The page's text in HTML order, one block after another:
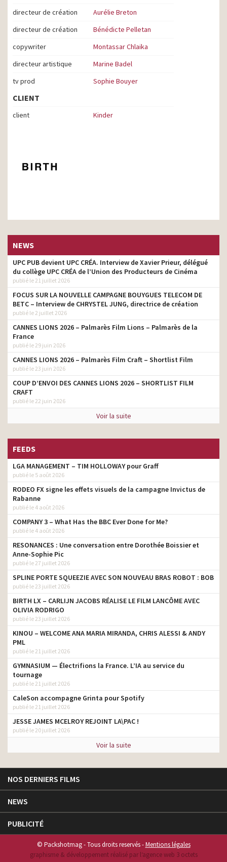
directeur de création
Aurélie Breton
directeur de création
Bénédicte Pelletan
copywriter
Montassar Chlaika
directeur artistique
Marine Badel
tv prod
Sophie Bouyer
CLIENT
client Kinder
NEWS
UPC PUB devient UPC CRÉA. Interview de Xavier Prieur, délégué
du collège UPC CRÉA de l’Union des Producteurs de Cinéma
publié le 21 juillet 2026
FOCUS SUR LA NOUVELLE CAMPAGNE BOUYGUES TELECOM DE
BETC – Interview de CHRYSTEL JUNG, directrice de création
publié le 2 juillet 2026
CANNES LIONS 2026 – Palmarès Film Lions – Palmarès de la
France
publié le 29 juin 2026
CANNES LIONS 2026 – Palmarès Film Craft – Shortlist Film
publié le 23 juin 2026
COUP D’ENVOI DES CANNES LIONS 2026 – SHORTLIST FILM
CRAFT
publié le 22 juin 2026
Voir la suite
FEEDS
LGA MANAGEMENT – TIM HOLLOWAY pour Graff
publié le 5 août 2026
RODEO FX signe les effets visuels de la campagne Invictus de
Rabanne
publié le 4 août 2026
COMPANY 3 – What Has the BBC Ever Done for Me?
publié le 4 août 2026
RESONANCES : Une conversation entre Dorothée Boissier et
Anne-Sophie Pic
publié le 27 juillet 2026
SPLINE PORTE SQUEEZIE AVEC SON NOUVEAU BRAS ROBOT : BOB
publié le 23 juillet 2026
BIRTH LX – CARLIJN JACOBS RÉALISE LE FILM LANCÔME AVEC
OLIVIA RODRIGO
publié le 23 juillet 2026
KINOU – WELCOME ANA MARIA MIRANDA, CHRIS ALESSI & ANDY
PML
publié le 21 juillet 2026
GYMNASIUM — Électrifions la France. L’IA au service du
tournage
publié le 21 juillet 2026
CaleSon accompagne Grinta pour Spotify
publié le 21 juillet 2026
JESSE JAMES MCELROY REJOINT LA\PAC !
publié le 20 juillet 2026
Voir la suite
NOS DERNIERS FILMS
NEWS
PUBLICITÉ
© Packshotmag - Tous droits reservés -Mentions légales
graphisme & développement réalisé par l‘agence web 3 octets